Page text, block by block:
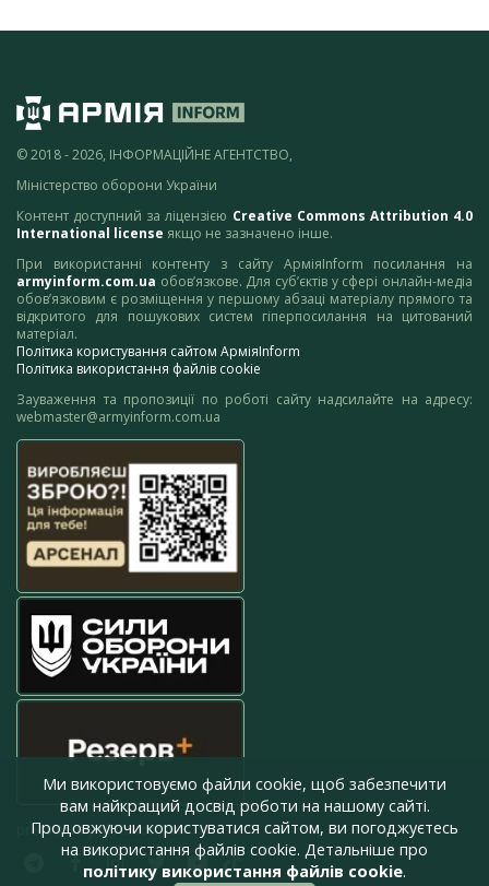
© 2018 - 2026, ІНФОРМАЦІЙНЕ АГЕНТСТВО,
Міністерство оборони України
Контент доступний за ліцензією Creative Commons Attribution 4.0
International license якщо не зазначено інше.
При використанні контенту з сайту АрміяInform посилання на
armyinform.com.ua обов’язкове. Для суб’єктів у сфері онлайн-медіа
обов’язковим є розміщення у першому абзаці матеріалу прямого та
відкритого для пошукових систем гіперпосилання на цитований
матеріал.
Політика користування сайтом АрміяInform
Політика використання файлів cookie
Зауваження та пропозиції по роботі сайту надсилайте на адресу:
webmaster@armyinform.com.ua
press@armyinform.com.ua
Ми використовуємо файли cookie, щоб забезпечити
вам найкращий досвід роботи на нашому сайті.
Продовжуючи користуватися сайтом, ви погоджуєтесь
на використання файлів cookie. Детальніше про
політику використання файлів cookie.